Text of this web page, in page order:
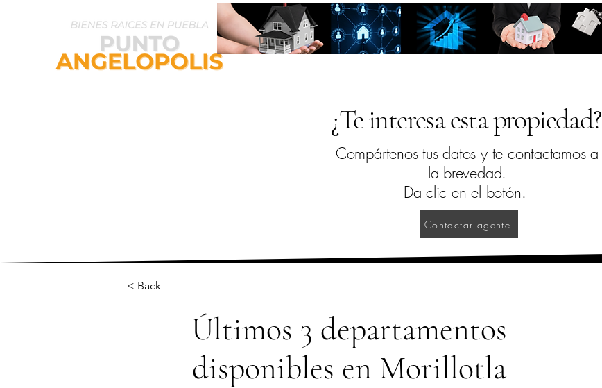
¿Te interesa esta propiedad?
Compártenos tus datos y te contactamos a
la brevedad.
Da clic en el botón.
Contactar agente
< Back
Últimos 3 departamentos
disponibles en Morillotla